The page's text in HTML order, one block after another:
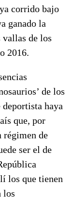
corrido bajo
ganado la
vallas de los
2016.
de los
haya
que, por
régimen de
ser el de
los que tienen
los